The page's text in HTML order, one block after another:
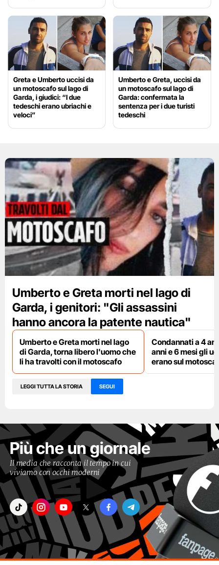
Greta e Umberto uccisi da
un motoscafo sul lago di
Garda, i giudici: “I due
tedeschi erano ubriachi e
veloci”
Umberto e Greta, uccisi da
un motoscafo sul lago di
Garda: confermata la
sentenza per i due turisti
tedeschi
Umberto e Greta morti nel lago di
Garda, i genitori: "Gli assassini
hanno ancora la patente nautica"
Umberto e Greta morti nel lago
di Garda, torna libero l'uomo che
li ha travolti con il motoscafo
Condannati a 4
anni e 6 mesi gli
erano sul
LEGGI TUTTA LA STORIA SEGUI
Più che un giornale
Il media che racconta il tempo in cui
viviamo con occhi moderni